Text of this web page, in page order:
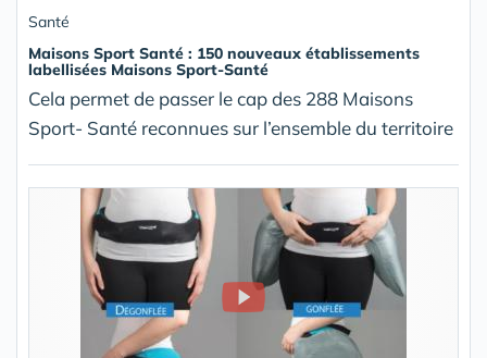
Santé
Maisons Sport Santé : 150 nouveaux établissements
labellisées Maisons Sport-Santé
Cela permet de passer le cap des 288 Maisons
Sport- Santé reconnues sur l’ensemble du territoire